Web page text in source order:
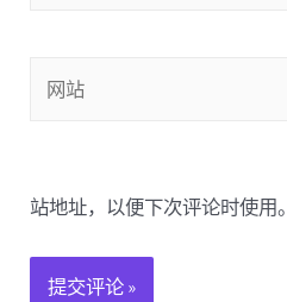
站
站地址，以便下次评论时使用。